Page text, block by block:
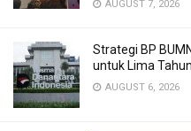
AUGUST 7, 2026
Strategi BP
untuk Lima
AUGUST 6, 2026